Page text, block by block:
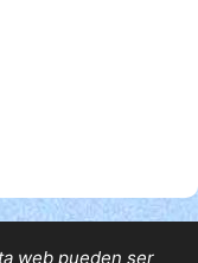
web pueden ser